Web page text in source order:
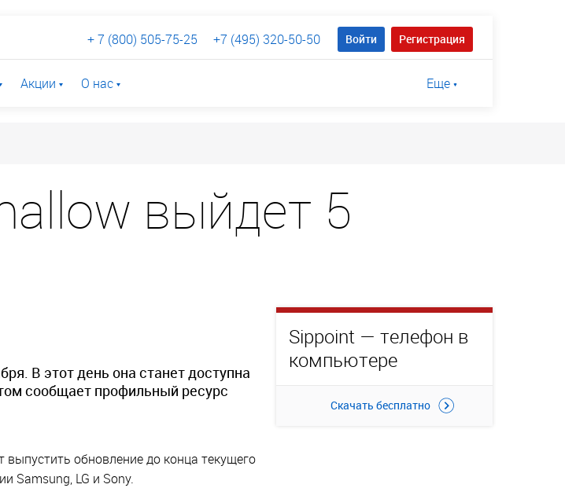
Войти Регистрация
+ 7 (800) 505-75-25 +7 (495) 320-50-50
Еще
Акции О нас
выйдет 5
В этот день она станет доступна
сообщает профильный ресурс
обновление до конца текущего
Samsung, LG и Sony.
Sippoint — телефон в
компьютере
Скачать бесплатно